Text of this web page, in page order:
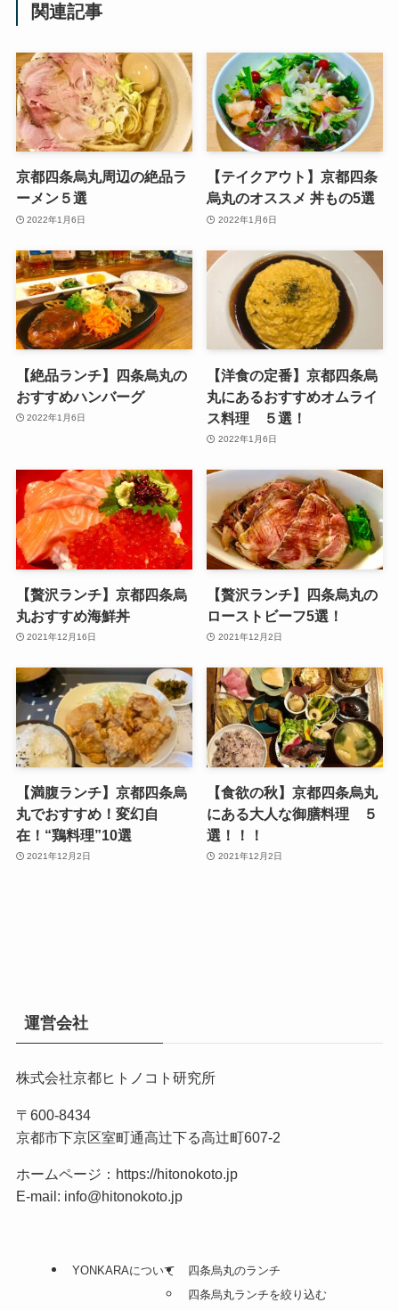
関連記事
京都四条烏丸周辺の絶品ラ
ーメン５選
2022年1月6日
【テイクアウト】京都四条
烏丸のオススメ 丼もの5選
2022年1月6日
【絶品ランチ】四条烏丸の
おすすめハンバーグ
2022年1月6日
【洋食の定番】京都四条烏
丸にあるおすすめオムライ
ス料理 ５選！
2022年1月6日
【贅沢ランチ】京都四条烏
丸おすすめ海鮮丼
2021年12月16日
【贅沢ランチ】四条烏丸の
ローストビーフ5選！
2021年12月2日
【満腹ランチ】京都四条烏
丸でおすすめ！変幻自
在！“鶏料理”10選
2021年12月2日
【食欲の秋】京都四条烏丸
にある大人な御膳料理 ５
選！！！
2021年12月2日
運営会社
株式会社京都ヒトノコト研究所
〒600-8434
京都市下京区室町通高辻下る高辻町607-2
ホームページ： https://hitonokoto.jp
E-mail: info@hitonokoto.jp
YONKARAについて
四条烏丸のランチ
四条烏丸ランチを絞り込む